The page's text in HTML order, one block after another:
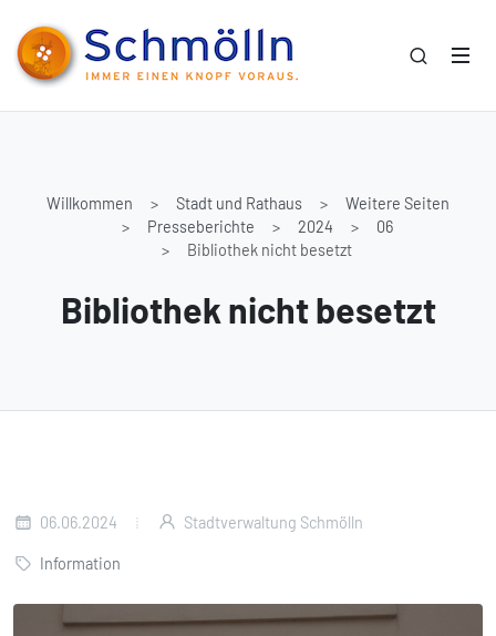
Willkommen Stadt und Rathaus
Weitere Seiten
Presseberichte
2024
06
Bibliothek nicht besetzt
Bibliothek nicht besetzt
06.06.2024 Stadtverwaltung Schmölln
Information